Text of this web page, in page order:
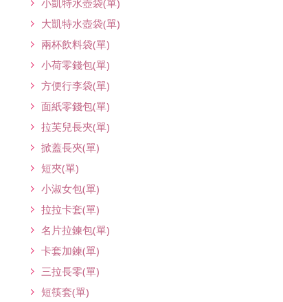
大凱特水壺袋(單)
兩杯飲料袋(單)
小荷零錢包(單)
方便行李袋(單)
面紙零錢包(單)
拉芙兒長夾(單)
掀蓋長夾(單)
短夾(單)
小淑女包(單)
拉拉卡套(單)
名片拉鍊包(單)
卡套加鍊(單)
三拉長零(單)
短筷套(單)